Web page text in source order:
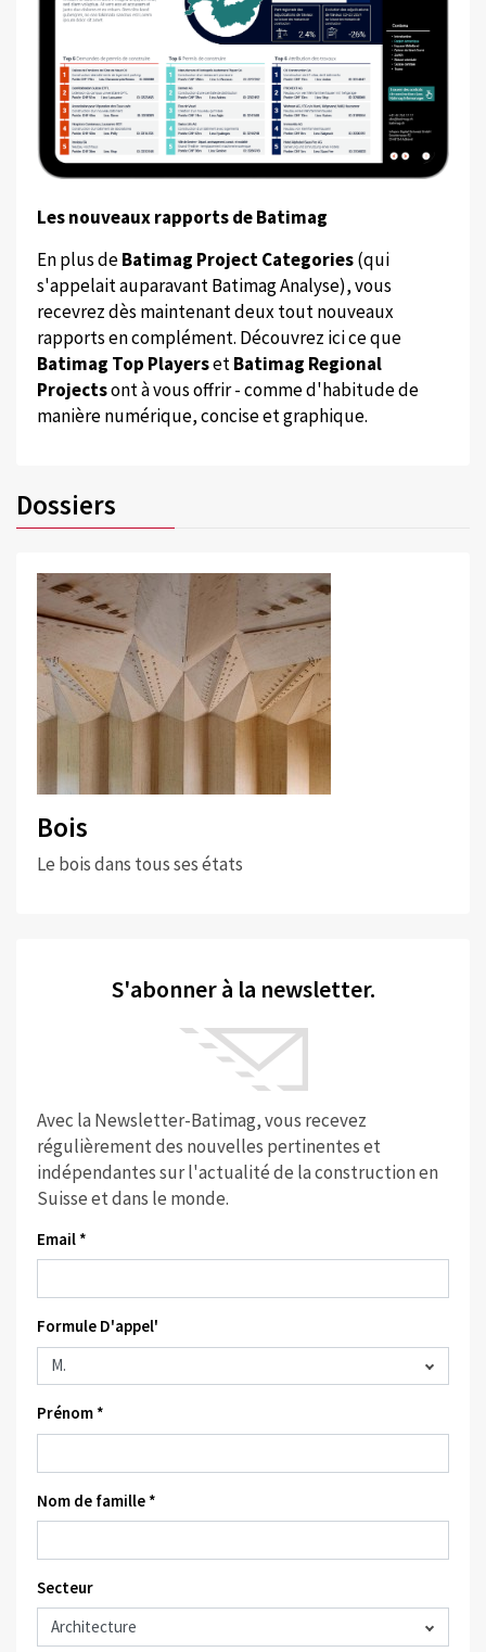
Les nouveaux rapports de Batimag
En plus deBatimag Project Categories(qui
s'appelait auparavant Batimag Analyse), vous
recevrez dès maintenant deux tout nouveaux
rapports en complément. Découvrez ici ce que
Batimag Top PlayersetBatimag Regional
Projectsont à vous offrir - comme d'habitude de
manière numérique, concise et graphique.
Dossiers
Bois
Le bois dans tous ses états
S'abonner à la newsletter.
Avec la Newsletter-Batimag, vous recevez
régulièrement des nouvelles pertinentes et
indépendantes sur l'actualité de la construction en
Suisse et dans le monde.
Email *
Formule D'appel'
Prénom *
Nom de famille *
Secteur